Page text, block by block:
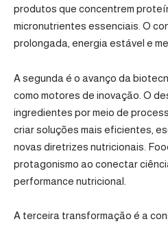
produtos que concentrem
micronutrientes essenciais. O
prolongada, energia estável e
A segunda é o avanço da
como motores de inovação. O
ingredientes por meio de
criar soluções mais eficientes,
novas diretrizes nutricionais.
protagonismo ao conectar
performance nutricional.
A terceira transformação é a